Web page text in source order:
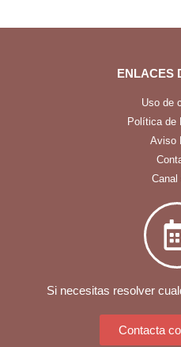
ENLACES
Uso de
Política de
Aviso
Canal
Si necesitas resolver
Contacta